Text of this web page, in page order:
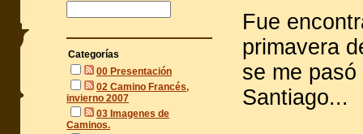
Categorías
00 Presentación
02 Camino Francés,
invierno 2007
03 Imagenes de
Caminos.
Fue
primavera
se me
Santiago...